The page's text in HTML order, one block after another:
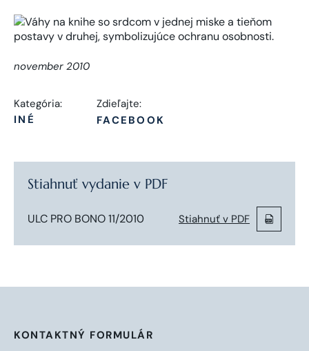
november 2010
Kategória:
INÉ
Zdieľajte:
FACEBOOK
Stiahnuť vydanie v PDF
ULC PRO BONO 11/2010 Stiahnuť v PDF
KONTAKTNÝ FORMULÁR